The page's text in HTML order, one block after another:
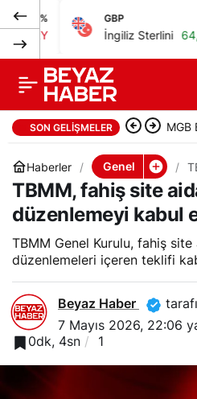
GBP
İngiliz Sterlini 64,23
SON GELIŞMELER MGB
Haberler Genel
TBMM, fahiş site
düzenlemeyi kabul
TBMM Genel Kurulu, fahiş
düzenlemeleri içeren teklifi
Beyaz Haber
7 Mayıs 2026, 22:06
0dk, 4sn
1
Yalova Adliyesi
önünde cinayet
görüntüleri ortaya